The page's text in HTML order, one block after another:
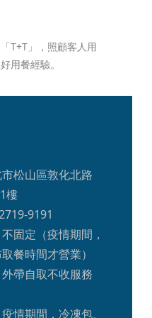
T+T」，照顧客人用
用餐經驗。
松山區敦化北路
樓
9191
固定（疫情期間，
餐時間才營業）
帶自取不收服務
情期間，冷凍包、